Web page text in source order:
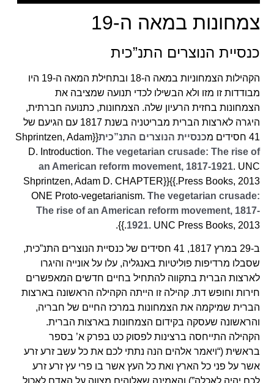
צמחונות במאה ה-19
כנסיית הנוצרים התנ”כית
הקהילות הצמחוניות במאה ה-18 ובתחילת המאה ה-19 היו
מבודדות זו מזו ולא הבשילו לכדי תנועה שמציבה את
הצמחונות בחזית הרעיון שלה. הצמחונות, כתנועה חברתית,
היגרה לארצות הברית מבריטניה בשנת 1817 עם הגיעם של
41 חסידים מ
כנסיית הנוצרים התנ”כית {{Shprintzen, Adam
D. Introduction. The vegetarian crusade: The rise of
an American reform movement, 1817-1921. UNC
Press Books, 2013.}}{{Shprintzen, Adam D. CHAPTER
ONE Proto-vegetarianism. The vegetarian crusade:
The rise of an American reform movement, 1817-
1921. UNC Press Books, 2013.}}.
ב-29 במרץ 1817, 41 חסידים של כנסיית הנוצרים התנ”כית,
שסבלו מרדיפות פוליטיות באנגליה, עלו על אונייה והיגרו
לארצות הברית בתקווה להתחיל בחיים חדשים המאפשרים
חירות וחופש דת. קהילה זו הייתה הקהילה הראשונה בארצות
הברית שמיקמה את הצמחונות במרכז החיים של חבריה,
והראשונה שעסקה בקידום הצמחונות בארצות הברית.
הקהילה התייחסה ברצינות לפסוק כט בפרק א’ בספר
בראשית (“ויאמר אלהים הנה נתתי לכם את כל עשב זרע זרע
אשר על פני כל הארץ ואת כל העץ אשר בו פרי עץ זרע זרע